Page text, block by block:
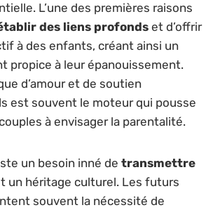
L’une des premières raisons
des liens profonds et d’offrir
à des enfants, créant ainsi un
propice à leur épanouissement.
d’amour et de soutien
est souvent le moteur qui pousse
à envisager la parentalité.
un besoin inné de transmettre
un héritage culturel. Les futurs
souvent la nécessité de